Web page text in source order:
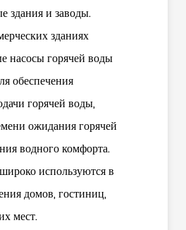
здания и заводы.
зданиях
насосы горячей воды
обеспечения
горячей воды,
ожидания горячей
водного комфорта.
используются в
домов, гостиниц,
мест.